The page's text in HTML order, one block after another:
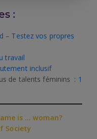
:
– Testez vos propres
travail
inclusif
de talents féminins : 1
is … woman?
Society